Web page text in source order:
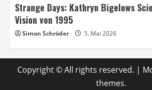
Strange Days: Kathryn Bigelows
Vision von 1995
Simon Schröder 5. Mai 2026
Copyright © All rights reserved. |
themes.